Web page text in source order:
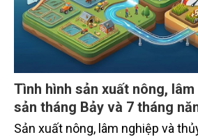
Tình hình sản xuất nông,
sản tháng Bảy và 7 tháng
Sản xuất nông, lâm nghiệp và